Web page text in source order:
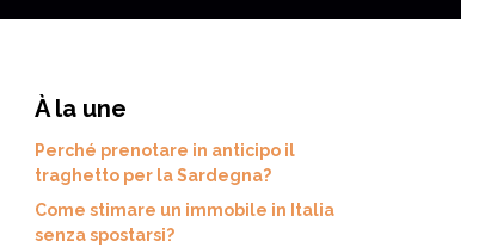
À la une
Perché prenotare in anticipo il
traghetto per la Sardegna?
Come stimare un immobile in Italia
senza spostarsi?